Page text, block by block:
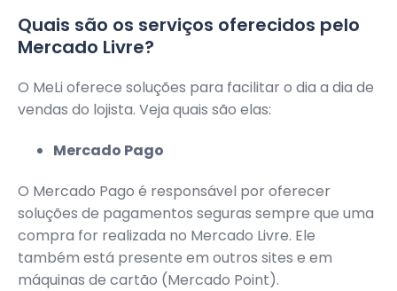
Quais são os serviços oferecidos pelo
Mercado Livre?
O MeLi oferece soluções para facilitar o dia a dia de
vendas do lojista. Veja quais são elas:
Mercado Pago
O Mercado Pago é responsável por oferecer
soluções de pagamentos seguras sempre que uma
compra for realizada no Mercado Livre. Ele
também está presente em outros sites e em
máquinas de cartão (Mercado Point).